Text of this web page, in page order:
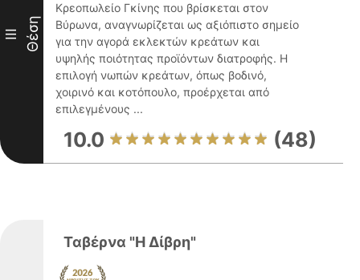
III Θέση
Κρεοπωλείο Γκίνης που βρίσκεται στον
Βύρωνα, αναγνωρίζεται ως αξιόπιστο σημείο
για την αγορά εκλεκτών κρεάτων και
υψηλής ποιότητας προϊόντων διατροφής. Η
επιλογή νωπών κρεάτων, όπως βοδινό,
χοιρινό και κοτόπουλο, προέρχεται από
επιλεγμένους ...
10.0 (48)
Ταβέρνα "Η Δίβρη"